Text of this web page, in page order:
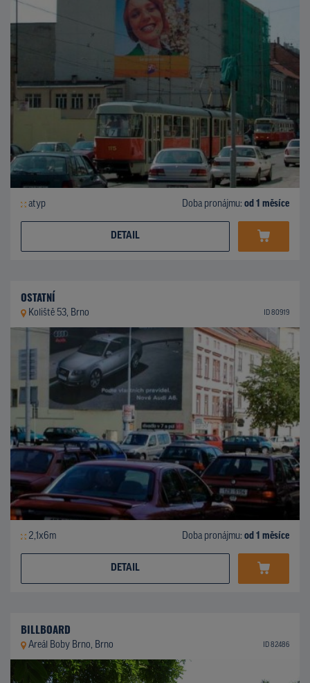
atyp Doba pronájmu: od 1 měsíce
DETAIL
OSTATNÍ
Koliště 53, Brno ID 80919
2,1x6m Doba pronájmu: od 1 měsíce
DETAIL
BILLBOARD
Areál Boby Brno, Brno ID 82486